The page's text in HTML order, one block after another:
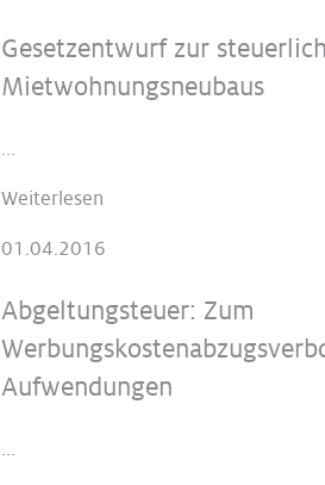
Gesetzentwurf zur
Mietwohnungsneubaus
...
Weiterlesen
01.04.2016
Abgeltungsteuer: Zum
Aufwendungen
...